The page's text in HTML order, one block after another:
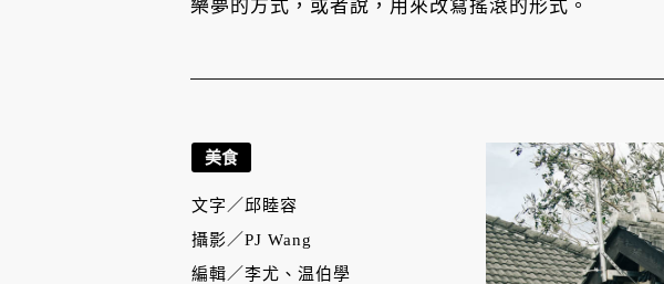
樂夢的方式，或者說，用來改寫搖滾的形式。
美食
文字／ 邱睦容
攝影／PJ Wang
編輯／李尤、温伯學